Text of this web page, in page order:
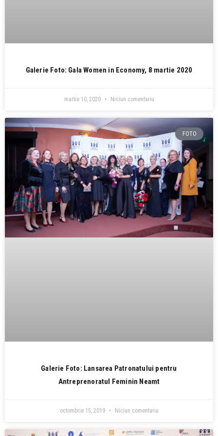
Galerie Foto: Gala Women in Economy, 8 martie 2020
martie 10, 2020 Niciun comentariu
FOTO
Galerie Foto: Lansarea Patronatului pentru
Antreprenoratul Feminin Neamt
octombrie 15, 2019 Niciun comentariu